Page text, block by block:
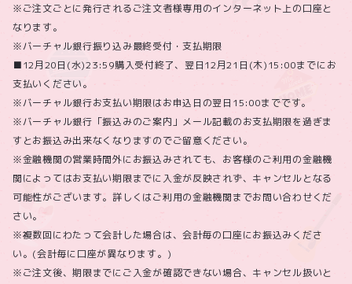
※ご注文ごとに発行されるご注文者様専用のインターネット上の口座と
なります。
※バーチャル銀行振り込み最終受付・支払期限
■12月20日(水)23:59購入受付終了、翌日12月21日(木)15:00までにお
支払いください。
※バーチャル銀行お支払い期限はお申込日の翌日15:00までです。
※バーチャル銀行「振込みのご案内」メール記載のお支払期限を過ぎま
すとお振込み出来なくなりますのでご留意ください。
※金融機関の営業時間外にお振込みされても、お客様のご利用の金融機
関によってはお支払い期限までに入金が反映されず、キャンセルとなる
可能性がございます。詳しくはご利用の金融機関までお問い合わせくだ
さい。
※複数回にわたって会計した場合は、会計毎の口座にお振込みくださ
い。(会計毎に口座が異なります。)
※ご注文後、期限までにご入金が確認できない場合、キャンセル扱いと